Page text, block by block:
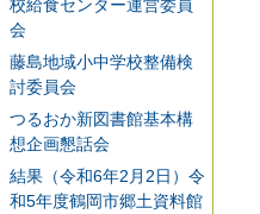
校給食センター運営委員
会
藤島地域小中学校整備検
討委員会
つるおか新図書館基本構
想企画懇話会
結果（令和6年2月2日）令
和5年度鶴岡市郷土資料館